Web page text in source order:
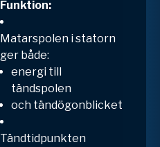
Funktion:
Matarspolen i statorn
ger både:
energi till
tändspolen
och tändögonblicket
Tändtidpunkten